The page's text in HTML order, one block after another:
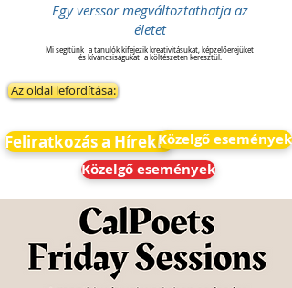
Egy verssor megváltoztathatja az
életet
Mi segítünk a tanulók kifejezik kreativitásukat, képzelőerejüket
és kíváncsiságukat a költészeten keresztül.
Az oldal lefordítása:
Feliratkozás a HírekreKözelgő események
Közelgő események